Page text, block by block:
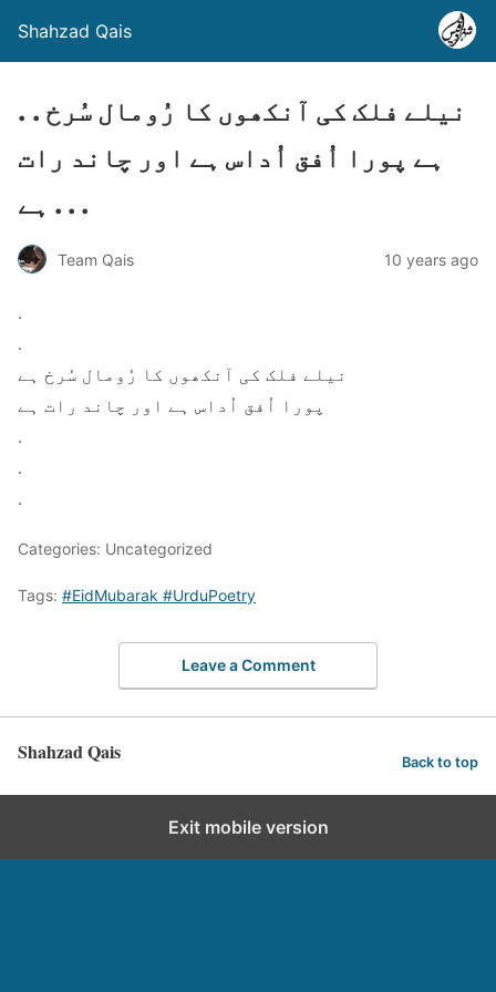
Shahzad Qais
. . نیلے فلک کی آنکھوں کا رُومال سُرخ
ہے پورا اُفق اُداس ہے اور چاند رات
ہے . . .
Team Qais 10 years ago
.
.
نیلے فلک کی آنکھوں کا رُومال سُرخ ہے
پورا اُفق اُداس ہے اور چاند رات ہے
.
.
.
Categories: Uncategorized
Tags: #EidMubarak #UrduPoetry
Leave a Comment
Shahzad Qais Back to top
Exit mobile version